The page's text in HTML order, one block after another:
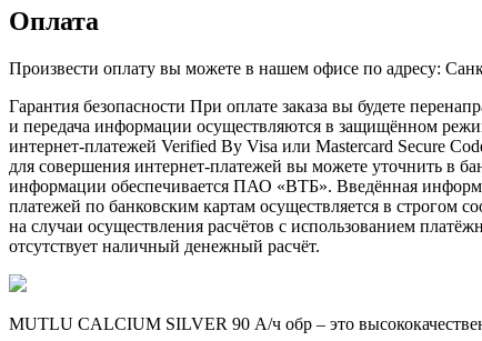
Оплата
Произвести оплату вы можете в нашем офисе по адресу:
Гарантия безопасности При оплате заказа вы будете
и передача информации осуществляются в защищённом
интернет-платежей Verified By Visa или Mastercard Secure
для совершения интернет-платежей вы можете уточнить в
информации обеспечивается ПАО «ВТБ». Введённая
платежей по банковским картам осуществляется в строгом
на случаи осуществления расчётов с использованием
отсутствует наличный денежный расчёт.
MUTLU CALCIUM SILVER 90 А/ч обр – это